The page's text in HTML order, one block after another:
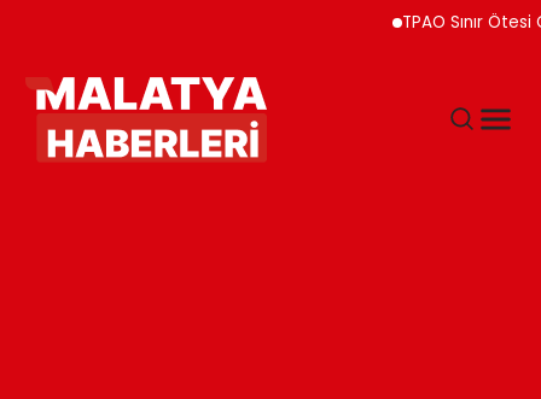
TPAO Sınır Ötesi